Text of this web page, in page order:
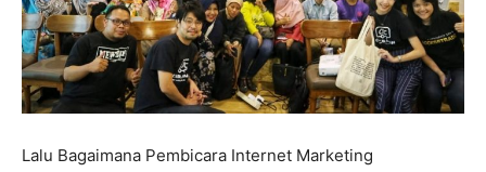
Lalu Bagaimana Pembicara Internet Marketing